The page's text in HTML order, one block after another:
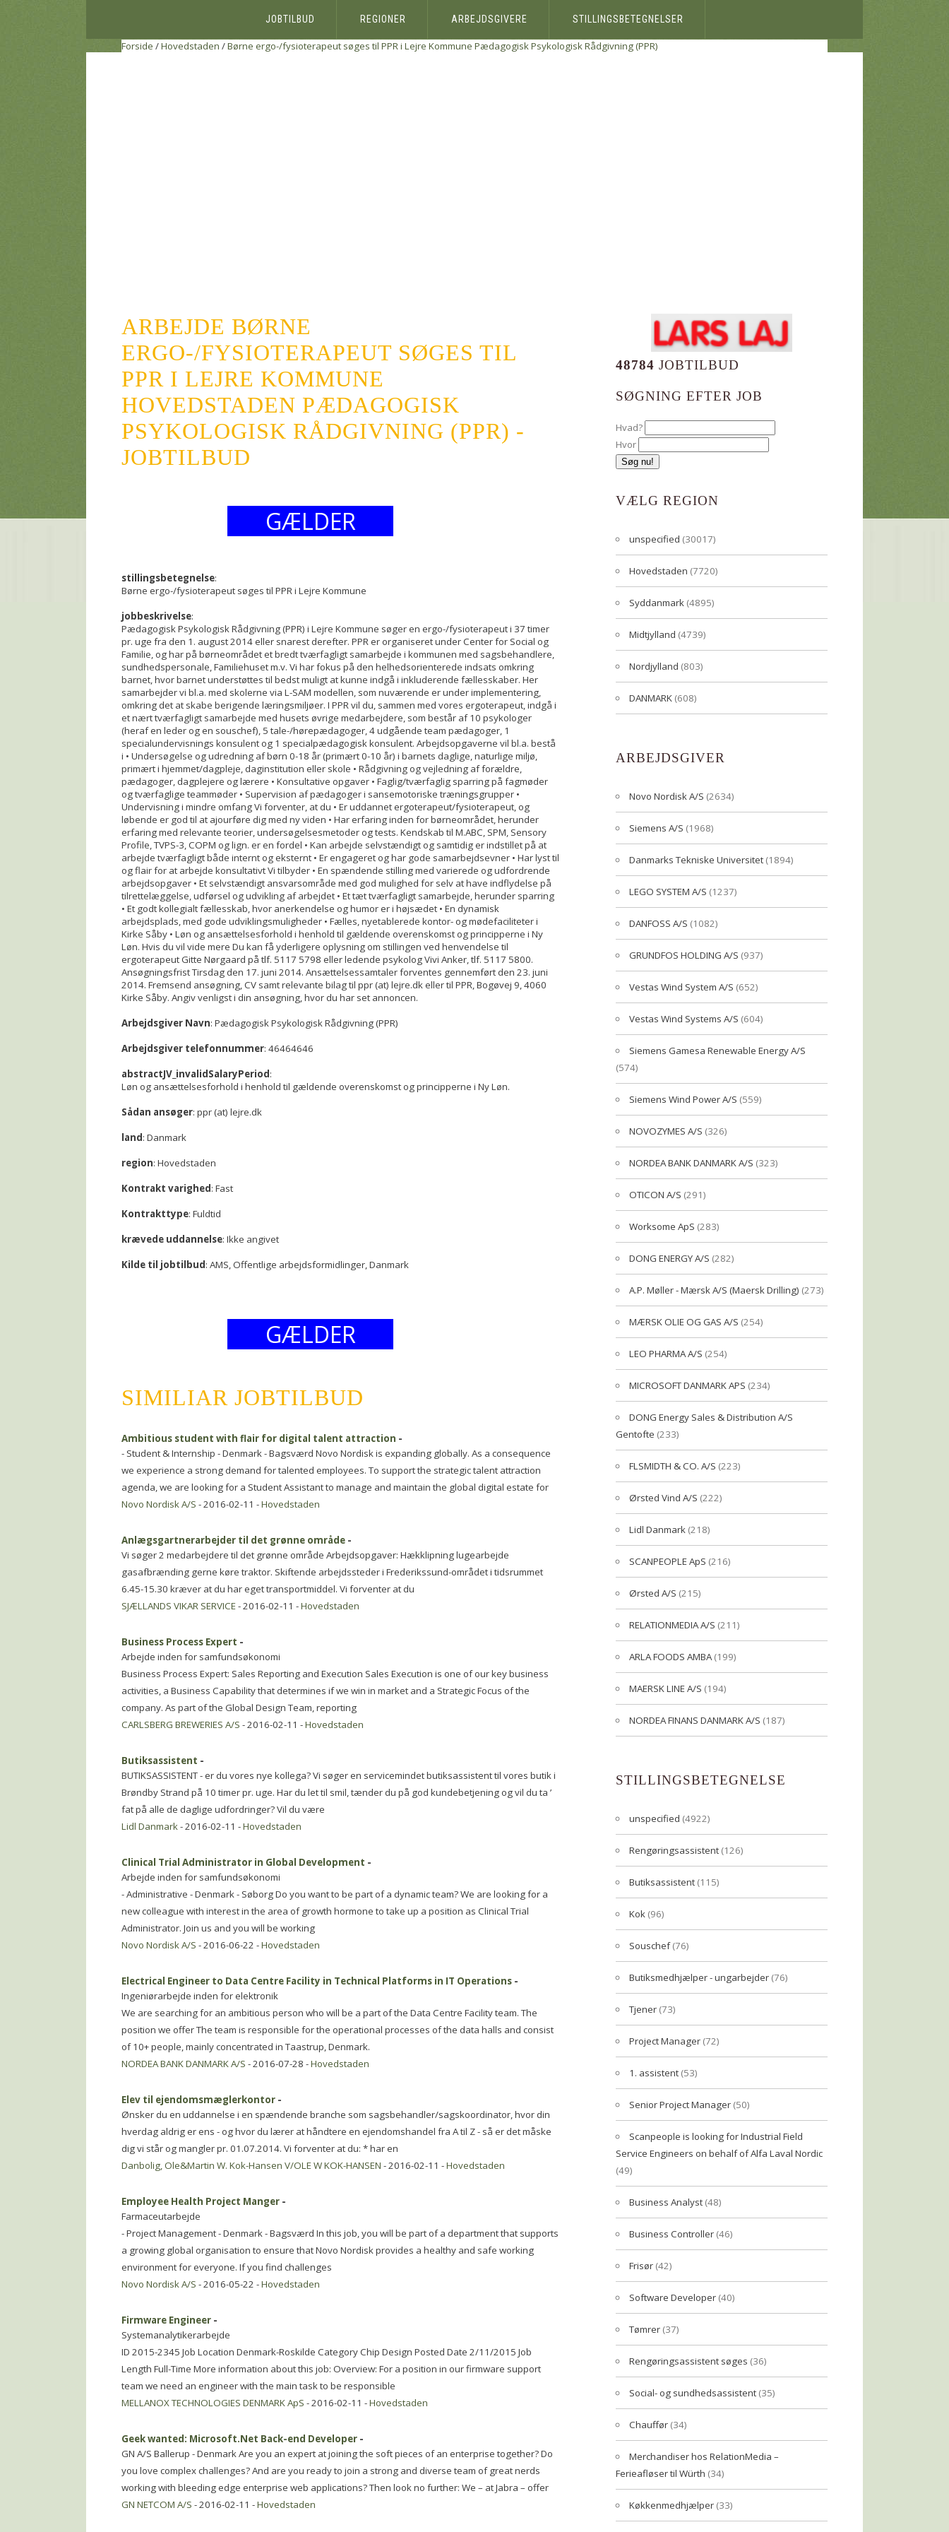
JOBTILBUD REGIONER ARBEJDSGIVERE STILLINGSBETEGNELSER
Forside /Hovedstaden /Børne ergo-/fysioterapeut søges til PPR i Lejre Kommune Pædagogisk Psykologisk Rådgivning (PPR)
ARBEJDE BØRNE
ERGO-/FYSIOTERAPEUT SØGES TIL
PPR I LEJRE KOMMUNE
HOVEDSTADEN PÆDAGOGISK
PSYKOLOGISK RÅDGIVNING (PPR) -
JOBTILBUD
GÆLDER
stillingsbetegnelse:
Børne ergo-/fysioterapeut søges til PPR i Lejre Kommune
jobbeskrivelse:
Pædagogisk Psykologisk Rådgivning (PPR) i Lejre Kommune søger en ergo-/fysioterapeut i 37 timer
pr. uge fra den 1. august 2014 eller snarest derefter. PPR er organiseret under Center for Social og
Familie, og har på børneområdet et bredt tværfagligt samarbejde i kommunen med sagsbehandlere,
sundhedspersonale, Familiehuset m.v. Vi har fokus på den helhedsorienterede indsats omkring
barnet, hvor barnet understøttes til bedst muligt at kunne indgå i inkluderende fællesskaber. Her
samarbejder vi bl.a. med skolerne via L-SAM modellen, som nuværende er under implementering,
omkring det at skabe berigende læringsmiljøer. I PPR vil du, sammen med vores ergoterapeut, indgå i
et nært tværfagligt samarbejde med husets øvrige medarbejdere, som består af 10 psykologer
(heraf en leder og en souschef), 5 tale-/hørepædagoger, 4 udgående team pædagoger, 1
specialundervisnings konsulent og 1 specialpædagogisk konsulent. Arbejdsopgaverne vil bl.a. bestå
i • Undersøgelse og udredning af børn 0-18 år (primært 0-10 år) i barnets daglige, naturlige miljø,
primært i hjemmet/dagpleje, daginstitution eller skole • Rådgivning og vejledning af forældre,
pædagoger, dagplejere og lærere • Konsultative opgaver • Faglig/tværfaglig sparring på fagmøder
og tværfaglige teammøder • Supervision af pædagoger i sansemotoriske træningsgrupper •
Undervisning i mindre omfang Vi forventer, at du • Er uddannet ergoterapeut/fysioterapeut, og
løbende er god til at ajourføre dig med ny viden • Har erfaring inden for børneområdet, herunder
erfaring med relevante teorier, undersøgelsesmetoder og tests. Kendskab til M.ABC, SPM, Sensory
Profile, TVPS-3, COPM og lign. er en fordel • Kan arbejde selvstændigt og samtidig er indstillet på at
arbejde tværfagligt både internt og eksternt • Er engageret og har gode samarbejdsevner • Har lyst til
og flair for at arbejde konsultativt Vi tilbyder • En spændende stilling med varierede og udfordrende
arbejdsopgaver • Et selvstændigt ansvarsområde med god mulighed for selv at have indflydelse på
tilrettelæggelse, udførsel og udvikling af arbejdet • Et tæt tværfagligt samarbejde, herunder sparring
• Et godt kollegialt fællesskab, hvor anerkendelse og humor er i højsædet • En dynamisk
arbejdsplads, med gode udviklingsmuligheder • Fælles, nyetablerede kontor- og mødefaciliteter i
Kirke Såby • Løn og ansættelsesforhold i henhold til gældende overenskomst og principperne i Ny
Løn. Hvis du vil vide mere Du kan få yderligere oplysning om stillingen ved henvendelse til
ergoterapeut Gitte Nørgaard på tlf. 5117 5798 eller ledende psykolog Vivi Anker, tlf. 5117 5800.
Ansøgningsfrist Tirsdag den 17. juni 2014. Ansættelsessamtaler forventes gennemført den 23. juni
2014. Fremsend ansøgning, CV samt relevante bilag til ppr (at) lejre.dk eller til PPR, Bogøvej 9, 4060
Kirke Såby. Angiv venligst i din ansøgning, hvor du har set annoncen.
Arbejdsgiver Navn: Pædagogisk Psykologisk Rådgivning (PPR)
Arbejdsgiver telefonnummer: 46464646
abstractJV_invalidSalaryPeriod:
Løn og ansættelsesforhold i henhold til gældende overenskomst og principperne i Ny Løn.
Sådan ansøger: ppr (at) lejre.dk
land: Danmark
region: Hovedstaden
Kontrakt varighed: Fast
Kontrakttype: Fuldtid
krævede uddannelse: Ikke angivet
Kilde til jobtilbud: AMS, Offentlige arbejdsformidlinger, Danmark
GÆLDER
SIMILIAR JOBTILBUD
Ambitious student with flair for digital talent attraction -
- Student & Internship - Denmark - Bagsværd Novo Nordisk is expanding globally. As a consequence
we experience a strong demand for talented employees. To support the strategic talent attraction
agenda, we are looking for a Student Assistant to manage and maintain the global digital estate for
Novo Nordisk A/S - 2016-02-11 -Hovedstaden
Anlægsgartnerarbejder til det grønne område -
Vi søger 2 medarbejdere til det grønne område Arbejdsopgaver: Hækklipning lugearbejde
gasafbrænding gerne køre traktor. Skiftende arbejdssteder i Frederikssund-området i tidsrummet
6.45-15.30 kræver at du har eget transportmiddel. Vi forventer at du
SJÆLLANDS VIKAR SERVICE- 2016-02-11 -Hovedstaden
Business Process Expert -
Arbejde inden for samfundsøkonomi
Business Process Expert: Sales Reporting and Execution Sales Execution is one of our key business
activities, a Business Capability that determines if we win in market and a Strategic Focus of the
company. As part of the Global Design Team, reporting
CARLSBERG BREWERIES A/S - 2016-02-11 -Hovedstaden
Butiksassistent -
BUTIKSASSISTENT - er du vores nye kollega? Vi søger en servicemindet butiksassistent til vores butik i
Brøndby Strand på 10 timer pr. uge. Har du let til smil, tænder du på god kundebetjening og vil du ta ’
fat på alle de daglige udfordringer? Vil du være
Lidl Danmark- 2016-02-11 -Hovedstaden
Clinical Trial Administrator in Global Development -
Arbejde inden for samfundsøkonomi
- Administrative - Denmark - Søborg Do you want to be part of a dynamic team? We are looking for a
new colleague with interest in the area of growth hormone to take up a position as Clinical Trial
Administrator. Join us and you will be working
Novo Nordisk A/S - 2016-06-22 -Hovedstaden
Electrical Engineer to Data Centre Facility in Technical Platforms in IT Operations -
Ingeniørarbejde inden for elektronik
We are searching for an ambitious person who will be a part of the Data Centre Facility team. The
position we offer The team is responsible for the operational processes of the data halls and consist
of 10+ people, mainly concentrated in Taastrup, Denmark.
NORDEA BANK DANMARK A/S - 2016-07-28 -Hovedstaden
Elev til ejendomsmæglerkontor -
Ønsker du en uddannelse i en spændende branche som sagsbehandler/sagskoordinator, hvor din
hverdag aldrig er ens - og hvor du lærer at håndtere en ejendomshandel fra A til Z - så er det måske
dig vi står og mangler pr. 01.07.2014. Vi forventer at du: * har en
Danbolig, Ole&Martin W. Kok-Hansen V/OLE W KOK-HANSEN - 2016-02-11 -Hovedstaden
Employee Health Project Manger -
Farmaceutarbejde
- Project Management - Denmark - Bagsværd In this job, you will be part of a department that supports
a growing global organisation to ensure that Novo Nordisk provides a healthy and safe working
environment for everyone. If you find challenges
Novo Nordisk A/S - 2016-05-22 -Hovedstaden
Firmware Engineer -
Systemanalytikerarbejde
ID 2015-2345 Job Location Denmark-Roskilde Category Chip Design Posted Date 2/11/2015 Job
Length Full-Time More information about this job: Overview: For a position in our firmware support
team we need an engineer with the main task to be responsible
MELLANOX TECHNOLOGIES DENMARK ApS - 2016-02-11 -Hovedstaden
Geek wanted: Microsoft.Net Back-end Developer -
GN A/S Ballerup - Denmark Are you an expert at joining the soft pieces of an enterprise together? Do
you love complex challenges? And are you ready to join a strong and diverse team of great nerds
working with bleeding edge enterprise web applications? Then look no further: We – at Jabra – offer
GN NETCOM A/S - 2016-02-11 -Hovedstaden
48784 JOBTILBUD
SØGNING EFTER JOB
Hvad?
Hvor
VÆLG REGION
unspecified (30017)
Hovedstaden (7720)
Syddanmark (4895)
Midtjylland (4739)
Nordjylland (803)
DANMARK (608)
ARBEJDSGIVER
Novo Nordisk A/S (2634)
Siemens A/S (1968)
Danmarks Tekniske Universitet (1894)
LEGO SYSTEM A/S (1237)
DANFOSS A/S (1082)
GRUNDFOS HOLDING A/S (937)
Vestas Wind System A/S (652)
Vestas Wind Systems A/S (604)
Siemens Gamesa Renewable Energy A/S
(574)
Siemens Wind Power A/S (559)
NOVOZYMES A/S (326)
NORDEA BANK DANMARK A/S (323)
OTICON A/S (291)
Worksome ApS (283)
DONG ENERGY A/S (282)
A.P. Møller - Mærsk A/S (Maersk Drilling) (273)
MÆRSK OLIE OG GAS A/S (254)
LEO PHARMA A/S (254)
MICROSOFT DANMARK APS (234)
DONG Energy Sales & Distribution A/S
Gentofte (233)
FLSMIDTH & CO. A/S (223)
Ørsted Vind A/S (222)
Lidl Danmark (218)
SCANPEOPLE ApS (216)
Ørsted A/S (215)
RELATIONMEDIA A/S (211)
ARLA FOODS AMBA(199)
MAERSK LINE A/S (194)
NORDEA FINANS DANMARK A/S (187)
STILLINGSBETEGNELSE
unspecified (4922)
Rengøringsassistent (126)
Butiksassistent (115)
Kok (96)
Souschef(76)
Butiksmedhjælper - ungarbejder (76)
Tjener (73)
Project Manager (72)
1. assistent (53)
Senior Project Manager (50)
Scanpeople is looking for Industrial Field
Service Engineers on behalf of Alfa Laval Nordic
(49)
Business Analyst (48)
Business Controller (46)
Frisør (42)
Software Developer (40)
Tømrer (37)
Rengøringsassistent søges (36)
Social- og sundhedsassistent (35)
Chauffør (34)
Merchandiser hos RelationMedia –
Ferieafløser til Würth (34)
Køkkenmedhjælper (33)